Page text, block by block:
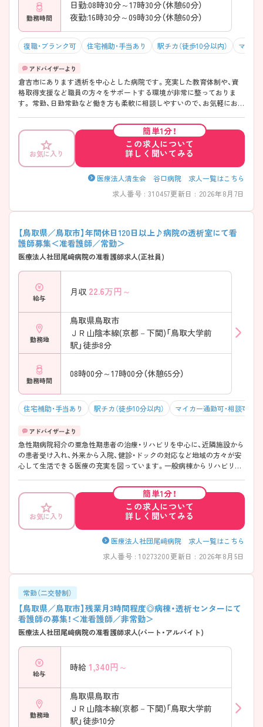
勤務時間
日勤:08時30分～17時30分（休憩60分）
夜勤:16時30分～09時30分（休憩60分）
復職・ブランク可 住宅補助・手当あり 駅チカ（徒歩10分以内） マイカ
倉吉市にあります透析を中心とした病院です。充実した教育体制や、資
格取得支援など職員の方々をサポートする環境が非常に整っておりま
す。 常勤、日勤常勤など働き方も柔軟に相談しやすいので、お気軽にお問
お気に入り
簡単1分！
この求人について
詳しく聞いてみる
医療法人清生会 谷口病院 求人一覧はこちら
求人番号 : 310457更新日 : 2026年8月7日
【鳥取県／鳥取市】年間休日120日以上♪病院の透析室にて看
護師募集＜准看護師／常勤＞
医療法人社団尾﨑病院の准看護師求人(正社員)
給与
月収 22.6万円～
勤務地
鳥取県鳥取市
ＪＲ山陰本線(京都－下関)「鳥取大学前
駅」徒歩8分
勤務時間
08時00分～17時00分（休憩65分）
住宅補助・手当あり 駅チカ（徒歩10分以内） マイカー通勤可・相談可
急性期病院紹介の亜急性期患者の治療・リハビリを中心に、近隣施設から
の患者受け入れ、外来から入院、健診・ドックの対応など地域の方々が安
心して生活できる医療の充実を図っています。一般病棟からリハビリ、
く関わる看護ができます♪ より詳しく知りたい方には、面接ポイントや
求人の詳細をお伝えいたしますので、お問い合わせください。
お気に入り
簡単1分！
この求人について
詳しく聞いてみる
医療法人社団尾﨑病院 求人一覧はこちら
求人番号 : 10273200更新日 : 2026年8月5日
常勤（二交替制）
【鳥取県／鳥取市】残業月3時間程度◎病棟・透析センターにて
看護師の募集！＜准看護師／非常勤＞
医療法人社団尾﨑病院の准看護師求人(パート・アルバイト)
給与
時給 1,340円～
勤務地
鳥取県鳥取市
ＪＲ山陰本線(京都－下関)「鳥取大学前
駅」徒歩10分